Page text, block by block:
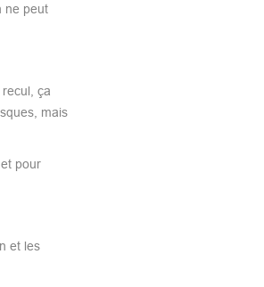
ne peut
ça
mais
pour
et les